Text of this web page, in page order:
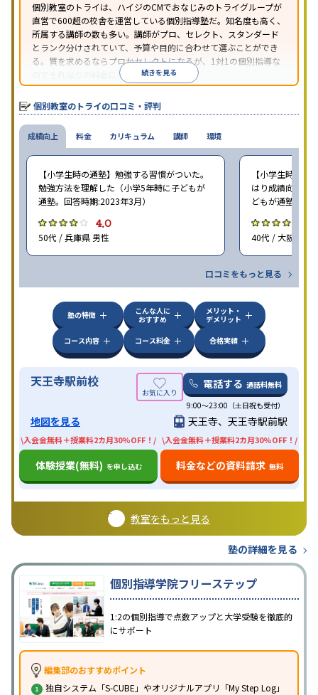
個別教室のトライは、ハイジのCMでおなじみのトライグループが
直営で600超の校舎を運営している個別指導塾だ。知名度も高く、
所属する講師の数も多い。講師がプロ、セレクト、スタンダード
とランク分けされていて、予算や目的に合わせて選ぶことができ
る。質を求めるならプロかセレクトになるが、1対1の個別指導な
のでそれなりの料金になる。続きを見る
個別教室のトライの口コミ・評判
成績向上
【小学生時の通塾】勉強する習慣がついた。
勉強方法を理解した（小学5年時に子どもが
通塾。回答時期:2023年3月）
4.0
50代 / 兵庫県 男性
【小学生時の通
はり成績向上に
どもが通塾。回
40代 / 大阪府 女
口コミをもっと見る
料金 カリキュラム 講師 環境
塾の特徴
こんな人に
おすすめ
メリット・
デメリット
コース内容
コース料金 合格実績
天王寺駅前校 電話する 通話料無料
9:00～23:00（土日祝も受付）
地図を見る 天王寺、天王寺駅前駅
\入会金無料＋授業料2カ月30%OFF！/
体験授業(無料) を申し込む
\入会金無料＋授業料2カ月30%OFF！/
料金などの資料請求 無料
教室をもっと見る
塾の詳細を見る
個別指導学院フリーステップ
1:2の個別指導で点数アップと大学受験を徹底的
にサポート
編集部のおすすめポイント
独自システム「S-CUBE」やオリジナルアプリ「My Step Log」